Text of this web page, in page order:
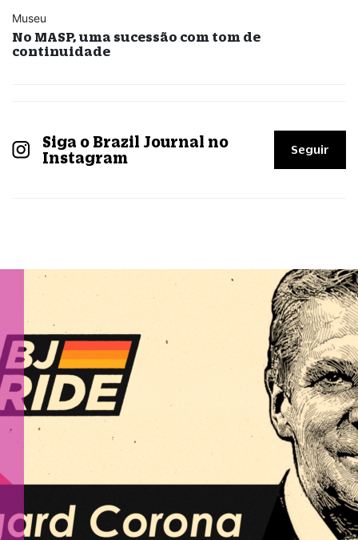
Museu
No MASP, uma sucessão com tom de
continuidade
Siga o Brazil Journal no
Instagram
Seguir